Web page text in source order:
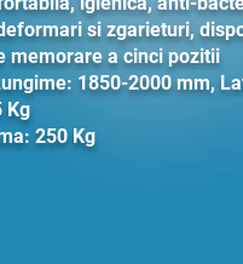
si zgarieturi,
memorare a cinci pozitii
1850-2000 mm,
Kg
250 Kg